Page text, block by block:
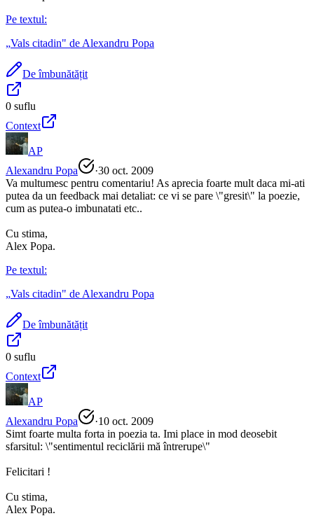
Pe textul:
„Vals citadin" de Alexandru Popa
De îmbunătățit
0 suflu
Context
AP
Alexandru Popa
·30 oct. 2009
Va multumesc pentru comentariu! As aprecia foarte mult daca mi-ati
putea da un feedback mai detaliat: ce vi se pare \"gresit\" la poezie,
cum as putea-o imbunatati etc..
Cu stima,
Alex Popa.
Pe textul:
„Vals citadin" de Alexandru Popa
De îmbunătățit
0 suflu
Context
AP
Alexandru Popa
·10 oct. 2009
Simt foarte multa forta in poezia ta. Imi place in mod deosebit
sfarsitul: \"sentimentul reciclării mă întrerupe\"
Felicitari !
Cu stima,
Alex Popa.